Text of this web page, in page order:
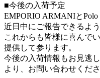
■今後の入荷予定
EMPORIO ARMANIとPolo
近日中にご報告できるよ
これからも皆様に喜んで
提供して参ります。
今後の入荷情報もお見逃
より、お問い合わせくだ